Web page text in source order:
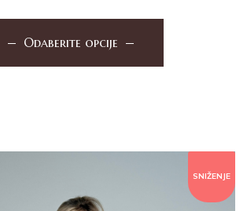
Odaberite opcije
SNIŽENJE